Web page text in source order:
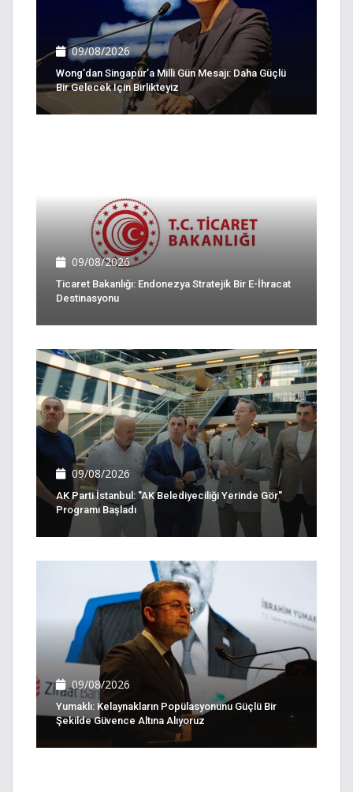
09/08/2026
Wong’dan Singapur’a Milli Gün Mesajı: Daha Güçlü
Bir Gelecek Için Birlikteyiz
09/08/2026
Ticaret Bakanlığı: Endonezya Stratejik Bir E-İhracat
Destinasyonu
09/08/2026
AK Parti İstanbul: ''AK Belediyeciliği Yerinde Gör''
Programı Başladı
09/08/2026
Yumaklı: Kelaynakların Popülasyonunu Güçlü Bir
Şekilde Güvence Altına Alıyoruz